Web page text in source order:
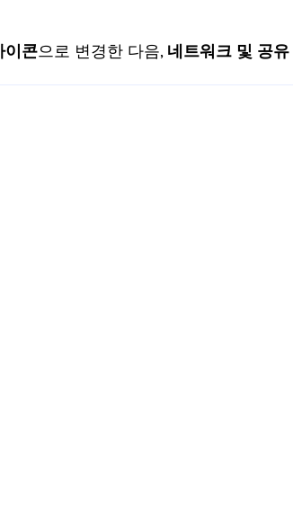
이콘으로 변경한 다음, 네트워크 및 공유